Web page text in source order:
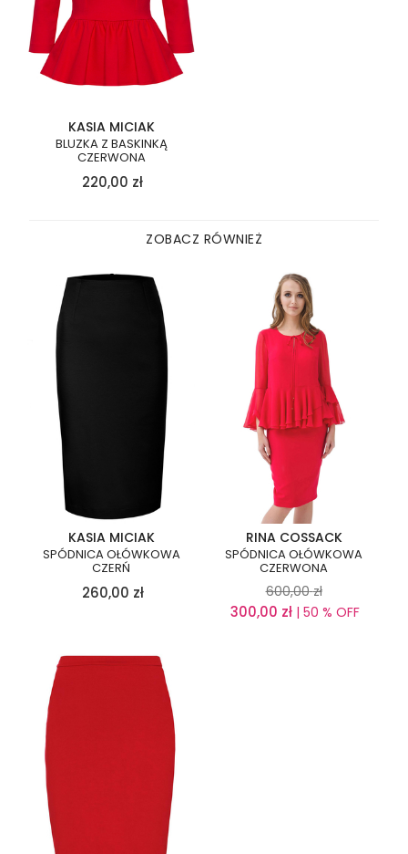
KASIA MICIAK
BLUZKA Z BASKINKĄ
CZERWONA
220,00 zł
ZOBACZ RÓWNIEŻ
KASIA MICIAK
SPÓDNICA OŁÓWKOWA
CZERŃ
260,00 zł
RINA COSSACK
SPÓDNICA OŁÓWKOWA
CZERWONA
600,00 zł
300,00 zł | 50 % OFF